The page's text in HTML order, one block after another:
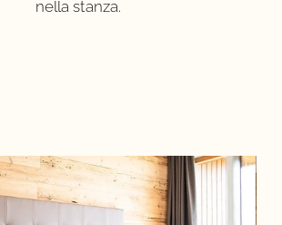
nella stanza.